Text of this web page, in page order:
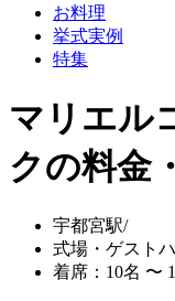
お料理
挙式実例
特集
マリエル
クの料金
宇都宮駅/
式場・ゲスト
着席：10名 〜